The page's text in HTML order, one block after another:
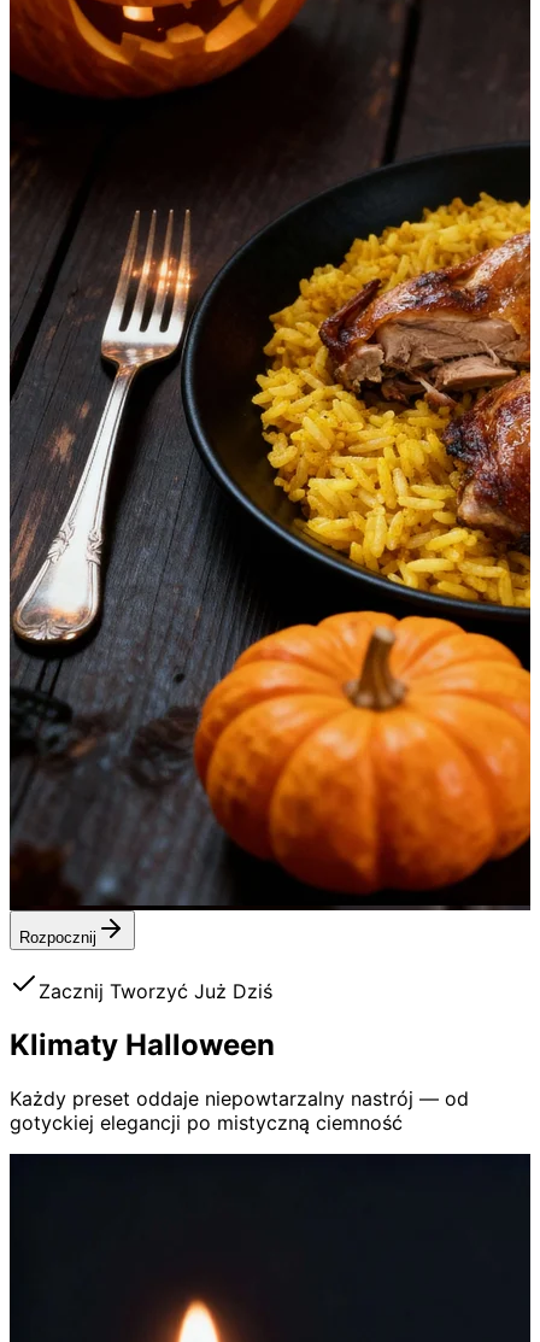
Rozpocznij
Zacznij Tworzyć Już Dziś
Klimaty Halloween
Każdy preset oddaje niepowtarzalny nastrój — od
gotyckiej elegancji po mistyczną ciemność